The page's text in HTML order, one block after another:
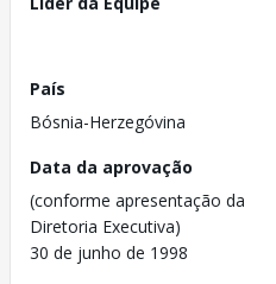
País
Bósnia-Herzegóvina
Data da aprovação
(conforme apresentação da
Diretoria Executiva)
30 de junho de 1998